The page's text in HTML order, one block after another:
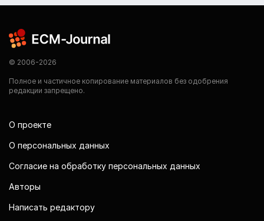
© 2006-2026
Полное и частичное копирование материалов без одобрения
редакции запрещено.
О проекте
О персональных данных
Согласие на обработку персональных данных
Авторы
Написать редактору